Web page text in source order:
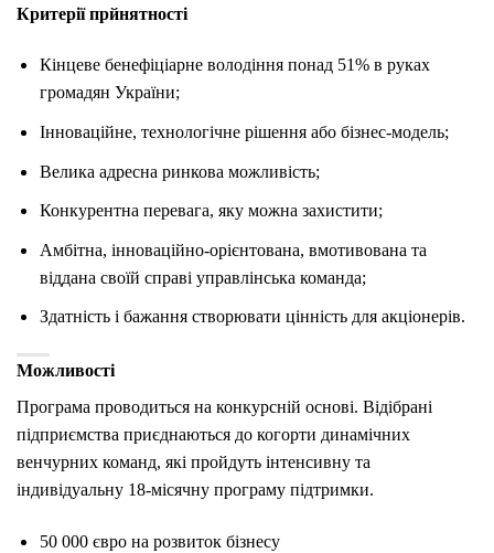
Критерії прйнятності
Кінцеве бенефіціарне володіння понад 51% в руках
громадян України;
Інноваційне, технологічне рішення або бізнес-модель;
Велика адресна ринкова можливість;
Конкурентна перевага, яку можна захистити;
Амбітна, інноваційно-орієнтована, вмотивована та
віддана своїй справі управлінська команда;
Здатність і бажання створювати цінність для акціонерів.
Можливості
Програма проводиться на конкурсній основі. Відібрані
підприємства приєднаються до когорти динамічних
венчурних команд, які пройдуть інтенсивну та
індивідуальну 18-місячну програму підтримки.
50 000 євро на розвиток бізнесу